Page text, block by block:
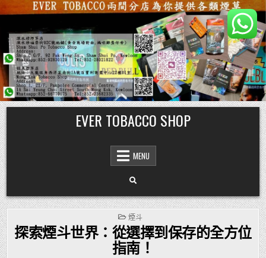
Skip
to
content
EVER TOBACCO SHOP
MENU
POSTED
IN
煙斗
探索煙斗世界：從選擇到保存的全方位
指南！